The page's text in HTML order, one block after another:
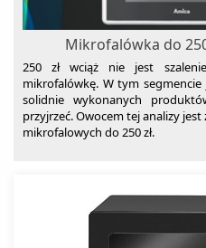
Mikrofalówka do
250 zł wciąż nie jest
mikrofalówkę. W tym
solidnie wykonanych
przyjrzeć. Owocem tej analizy
mikrofalowych do 250 zł.